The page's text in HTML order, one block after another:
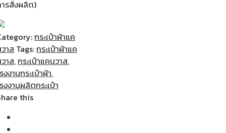
รสั่งผลิต)
กระเป๋าผ้าแค
าส Tags:กระเป๋าผ้าแค
าส,กระเป๋าแคนวาส,
งงานกระเป๋าผ้า,
งงานผลิตกระเป๋า
this